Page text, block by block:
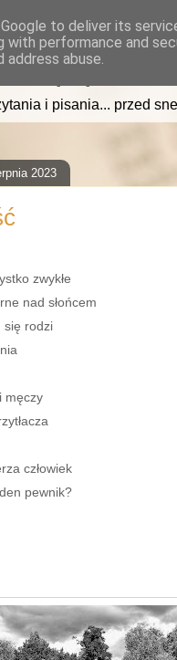
i pisania... przed
2023
zwykłe
nad słońcem
się rodzi
męczy
człowiek
pewnik?
to deliver its
with performance and
abuse.